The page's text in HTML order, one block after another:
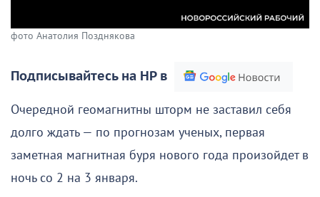
фото Анатолия Позднякова
Подписывайтесь на НР в
Очередной геомагнитны шторм не заставил себя
долго ждать — по прогнозам ученых, первая
заметная магнитная буря нового года произойдет в
ночь со 2 на 3 января.